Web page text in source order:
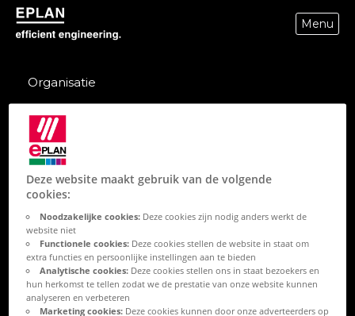
epulse.com home
Menu
Organisatie
Over EPLAN
Friedhelm Loh Group
Werken bij Eplan
Trust Center
Contact
Producten
Deze website maakt gebruik van de volgende
cookies:
Noodzakelijke cookies:Deze cookies zijn nodig anders werkt de
website niet
Functionele cookies:Deze cookies stellen de website in staat om
extra functies en persoonlijke instellingen aan te bieden
Analytische cookies:Deze cookies stellen ons in staat bezoekers en
hun herkomst te tellen zodat we de prestatie van onze website kunnen
analyseren en verbeteren
Marketing cookies:Deze cookies kunnen door onze adverteerders op